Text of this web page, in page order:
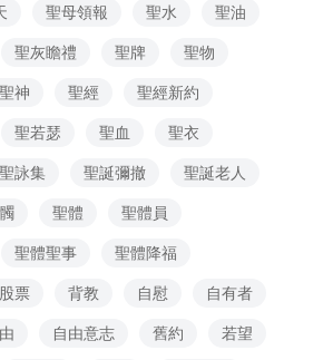
聖母領報 聖水
聖油
聖灰瞻禮 聖牌
聖物
聖神 聖經
聖經新約
聖若瑟 聖血
聖衣
聖詠集 聖誕彌撤
聖誕老人
聖體
聖體員
聖體聖事
聖體降福
股票 背教 自慰
自有者
自由意志 舊約
若望